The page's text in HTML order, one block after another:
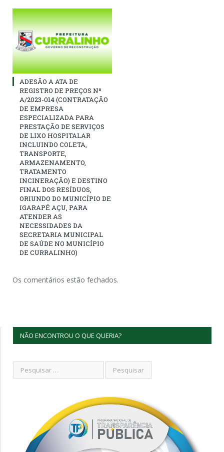
ADESÃO A ATA DE
REGISTRO DE PREÇOS Nº
A/2023-014 (CONTRATAÇÃO
DE EMPRESA
ESPECIALIZADA PARA
PRESTAÇÃO DE SERVIÇOS
DE LIXO HOSPITALAR
INCLUINDO COLETA,
TRANSPORTE,
ARMAZENAMENTO,
TRATAMENTO
INCINERAÇÃO) E DESTINO
FINAL DOS RESÍDUOS,
ORIUNDO DO MUNICÍPIO DE
IGARAPÉ AÇU, PARA
ATENDER AS
NECESSIDADES DA
SECRETARIA MUNICIPAL
DE SAÚDE NO MUNICÍPIO
DE CURRALINHO)
Os comentários estão fechados.
NÃO ENCONTROU O QUE QUERIA?